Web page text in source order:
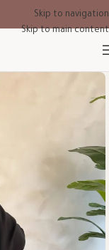
Skip to navigation
Skip to main content